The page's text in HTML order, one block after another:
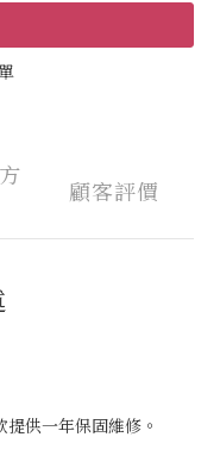
顧客評價
供一年保固維修。